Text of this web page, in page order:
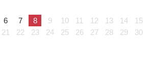
6 7 8 9 10 11 12 13 14
15
21 22 23 24 25 26 27 28 29
30